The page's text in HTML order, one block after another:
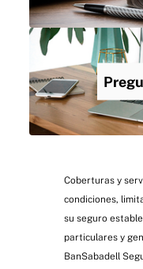
Coberturas y
condiciones,
su seguro
particulares y
BanSabadell